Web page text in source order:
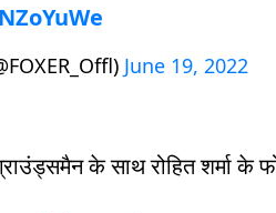
June 19, 2022
के साथ रोहित शर्मा के